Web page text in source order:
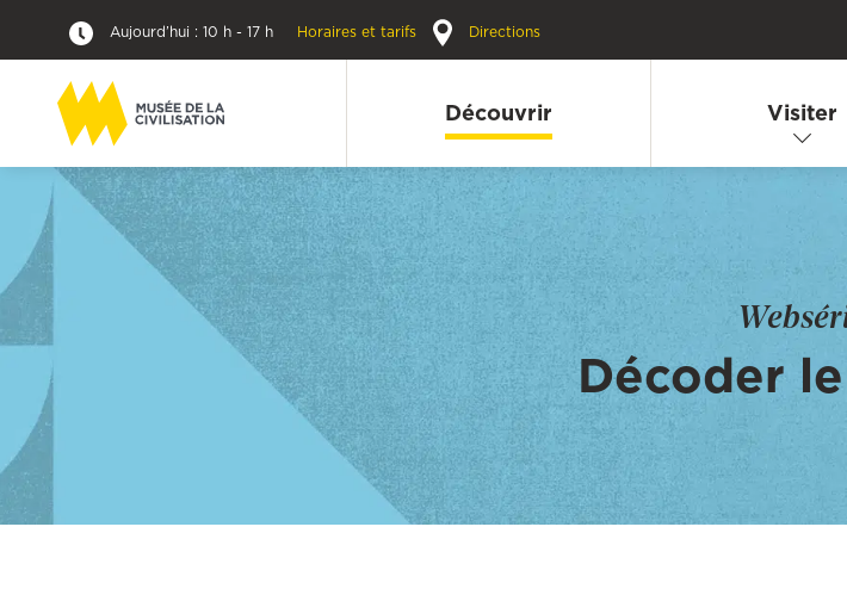
Aujourd’hui : 10 h - 17 h Horaires et tarifs Directions
Découvrir Visiter
Décoder